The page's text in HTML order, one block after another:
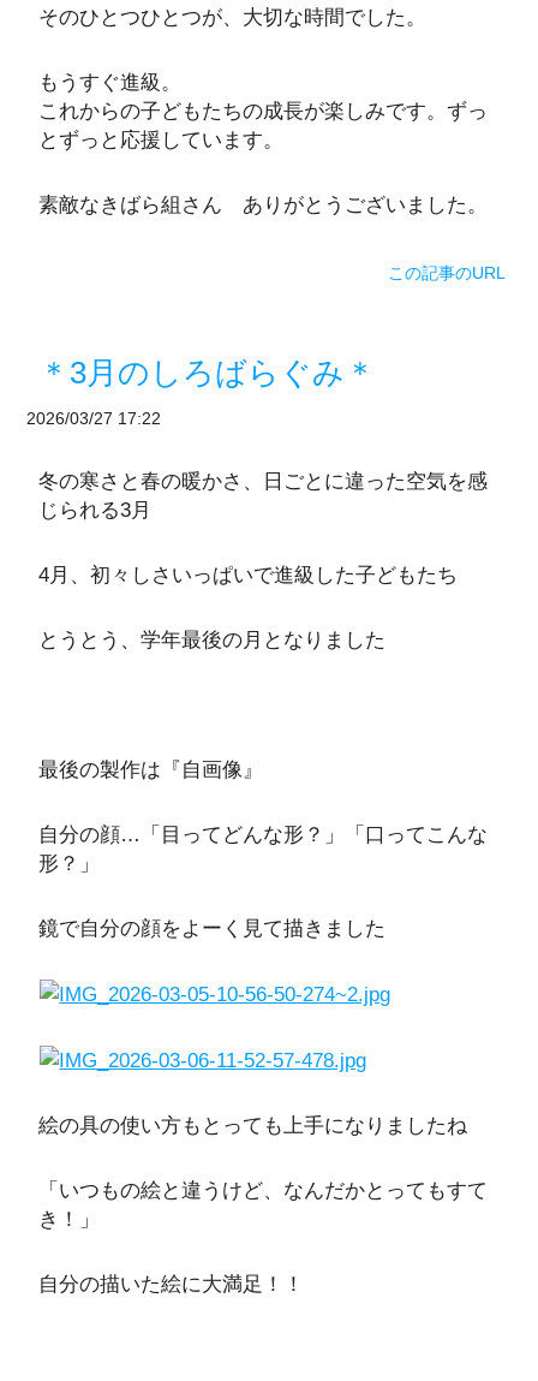
そのひとつひとつが、大切な時間でした。
もうすぐ進級。
これからの子どもたちの成長が楽しみです。ずっ
とずっと応援しています。
素敵なきばら組さん ありがとうございました。
この記事のURL
＊3月のしろばらぐみ＊
2026/03/27 17:22
冬の寒さと春の暖かさ、日ごとに違った空気を感
じられる3月
4月、初々しさいっぱいで進級した子どもたち
とうとう、学年最後の月となりました
最後の製作は『自画像』
自分の顔…「目ってどんな形？」「口ってこんな
形？」
鏡で自分の顔をよーく見て描きました
絵の具の使い方もとっても上手になりましたね
「いつもの絵と違うけど、なんだかとってもすて
き！」
自分の描いた絵に大満足！！